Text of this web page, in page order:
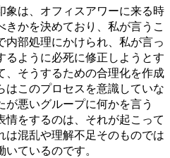
象は、オフィスアワーに来る時
かを決めており、私が言うこ
内部処理にかけられ、私が言っ
るように必死に修正しようとす
、そうするための合理化を作成
はこのプロセスを意識していな
悪いグループに何かを言う
情をするのは、それが起こって
は混乱や理解不足そのものでは
ているのです。